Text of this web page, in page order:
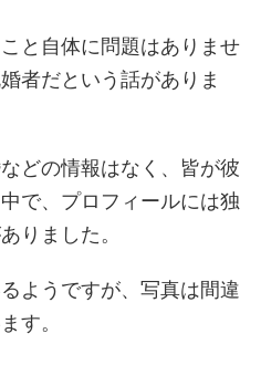
と自体に問題はありませ
者だという話がありま
どの情報はなく、皆が彼
で、プロフィールには独
りました。
ようですが、写真は間違
す。